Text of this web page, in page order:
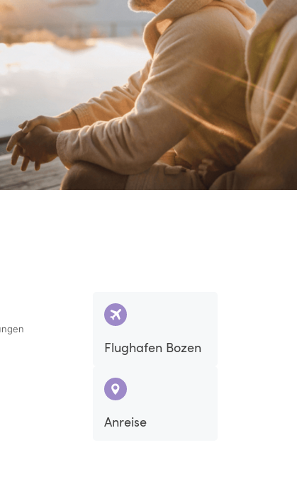
Flughafen Bozen
Anreise